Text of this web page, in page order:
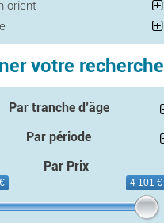
orient
votre recherche
Par tranche d’âge
Par période
Par Prix
4 101 €